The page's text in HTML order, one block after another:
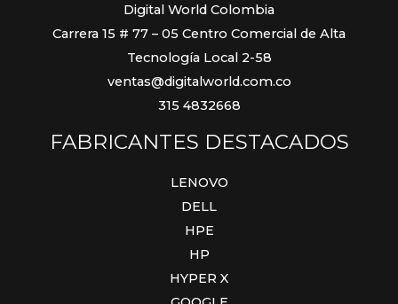
Digital World Colombia
Carrera 15 # 77 – 05 Centro Comercial de Alta
Tecnología Local 2-58
ventas@digitalworld.com.co
315 4832668
FABRICANTES DESTACADOS
LENOVO
DELL
HPE
HP
HYPER X